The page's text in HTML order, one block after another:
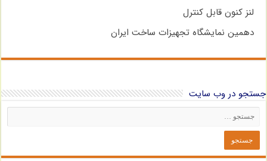
لنز کنون قابل کنترل
دهمین نمایشگاه تجهیزات ساخت ایران
جستجو در وب سایت